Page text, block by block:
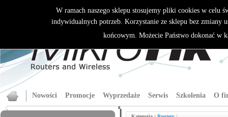
Nowości Promocje Wyprzedaże Serwis Szkolenia O
W ramach naszego sklepu stosujemy pliki cookies w celu
indywidualnych potrzeb. Korzystanie ze sklepu bez zmiany
końcowym. Możecie Państwo dokonać w